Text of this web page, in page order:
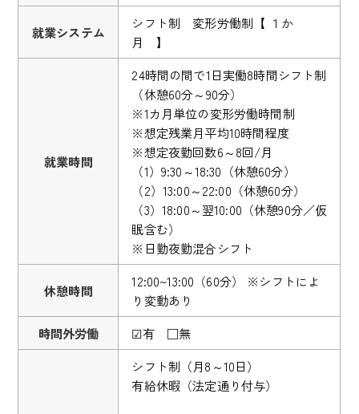
就業システム
シフト制 変形労働制【 １か
月 】
就業時間
24時間の間で1日実働8時間シフト制
（休憩60分～90分）
※1カ月単位の変形労働時間制
※想定残業月平均10時間程度
※想定夜勤回数6～8回/月
（1）9:30～18:30（休憩60分）
（2）13:00～22:00（休憩60分）
（3）18:00～翌10:00（休憩90分／仮
眠含む）
※日勤夜勤混合シフト
休憩時間
12:00~13:00（60分） ※シフトによ
り変動あり
時間外労働
☑有 □無
シフト制（月8～10日）
有給休暇（法定通り付与）